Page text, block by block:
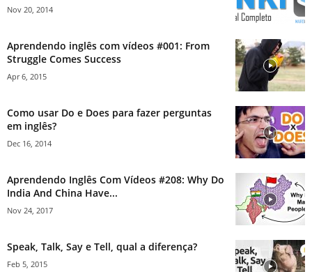
Nov 20, 2014
Aprendendo inglês com vídeos #001: From
Struggle Comes Success
Apr 6, 2015
Como usar Do e Does para fazer perguntas
em inglês?
Dec 16, 2014
Aprendendo Inglês Com Vídeos #208: Why Do
India And China Have...
Nov 24, 2017
Speak, Talk, Say e Tell, qual a diferença?
Feb 5, 2015